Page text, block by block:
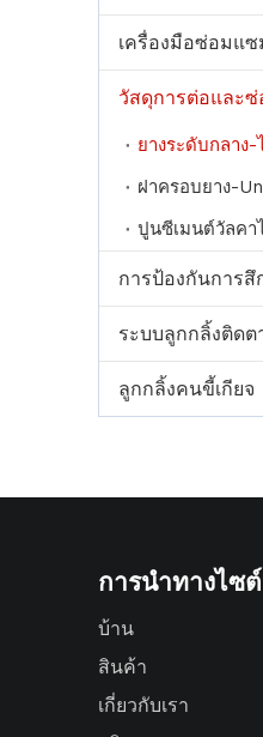
เครื่องมือซ่อมแ
วัสดุการต่อและ
ยางระดับกลาง
ฝาครอบยาง-
ปูนซีเมนต์วัลคา
การป้องกันการสึ
ระบบลูกกลิ้งติดต
ลูกกลิ้งคนขี้เกียจ
การนำทางไซต์
บ้าน
สินค้า
เกี่ยวกับเรา